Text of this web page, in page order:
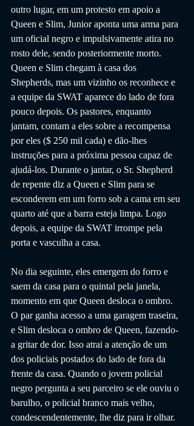
outro lugar, em um protesto em apoio a
Queen e Slim, Junior aponta uma arma para
um oficial negro e impulsivamente atira no
rosto dele, sendo posteriormente morto.
Queen e Slim chegam à casa dos
Shepherds, mas um vizinho os reconhece e
a equipe da SWAT aparece do lado de fora
pouco depois. Os pastores, enquanto
jantam, contam a eles sobre a recompensa
por eles ($ 250 mil cada) e dão-lhes
instruções para a próxima pessoa capaz de
ajudá-los. Durante o jantar, o Sr. Shepherd
de repente diz a Queen e Slim para se
esconderem em um forro sob a cama em seu
quarto até que a barra esteja limpa. Logo
depois, a equipe da SWAT irrompe pela
porta e vasculha a casa.
No dia seguinte, eles emergem do forro e
saem da casa para o quintal pela janela,
momento em que Queen desloca o ombro.
O par ganha acesso a uma garagem traseira,
e Slim desloca o ombro de Queen, fazendo-
a gritar de dor. Isso atrai a atenção de um
dos policiais postados do lado de fora da
frente da casa. Quando o jovem policial
negro pergunta a seu parceiro se ele ouviu o
barulho, o policial branco mais velho,
condescendentemente, lhe diz para ir olhar.